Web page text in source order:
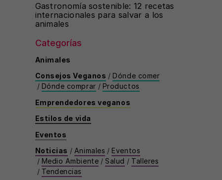
Gastronomía sostenible: 12 recetas
internacionales para salvar a los
animales
Categorías
Animales
Consejos Veganos / Dónde comer
/ Dónde comprar / Productos
Emprendedores veganos
Estilos de vida
Eventos
Noticias / Animales / Eventos
/ Medio Ambiente / Salud / Talleres
/ Tendencias